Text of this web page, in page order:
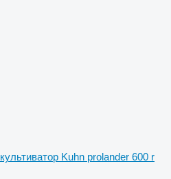
культиватор Kuhn prolander 600 r